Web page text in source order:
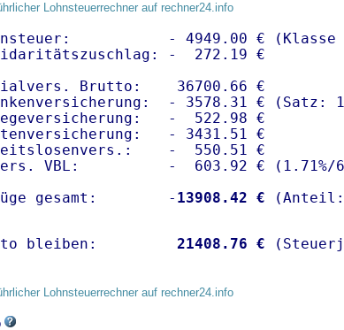
Lohnsteuerrechner auf rechner24.info
- 4949.00 € (Klasse
-  272.19 €
Brutto:    36700.66 €
- 3578.31 € (Satz:
-  522.98 €
- 3431.51 €
-  550.51 €
VBL:          -  603.92 € ( 1.71%/
gesamt:        - 13908.42 €
bleiben: 21408.76 €
Lohnsteuerrechner auf rechner24.info